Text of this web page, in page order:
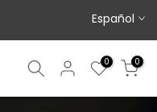
Español
0 0